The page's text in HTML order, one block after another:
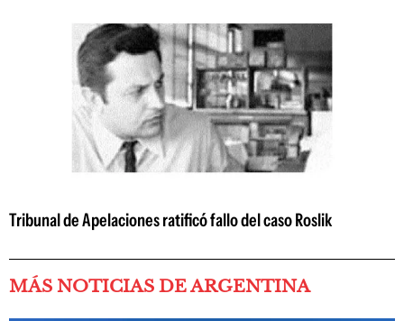
Tribunal de Apelaciones ratificó fallo del caso Roslik
MÁS NOTICIAS DE ARGENTINA